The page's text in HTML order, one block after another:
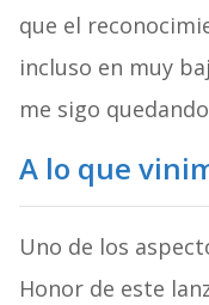
que el
incluso en muy
me sigo
A lo que
Uno de los
Honor de este